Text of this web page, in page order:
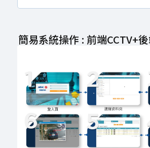
簡易系統操作 : 前端CCTV+